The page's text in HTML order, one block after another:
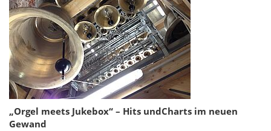
„Orgel meets Jukebox“ – Hits undCharts im neuen
Gewand